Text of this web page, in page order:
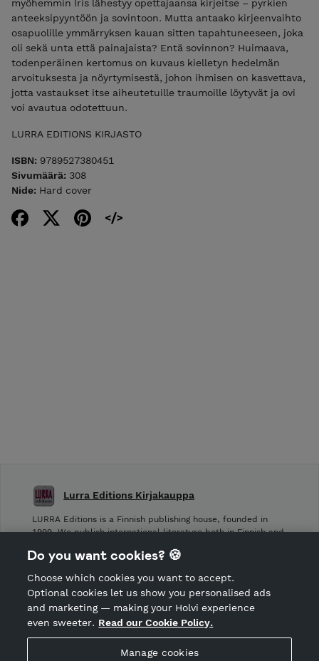
myöhemmin Iris lähestyy opettajaansa kirjeitse – pyrkien
anteeksipyyntöön ja sovintoon. Mutta antaako kirjeenvaihto
osapuolille ymmärryksen kauan sitten tapahtuneeseen, joka
oli sekä unta että painajaista? Entä sovinnon? Huimaava,
todenperäinen kertomus on kuvaus kielletyn hedelmän
arvoituksesta ja nöyrtymisestä, johon ihmisen on kasvettava,
jotta vastaukset itse aiheutetuille traumoille löytyvät ja ovi
voi avautua odotettuun.
LURRA EDITIONS KIRJASTO
ISBN: 9789527380451
Sivumäärä: 308
Nide: Hard cover
Hosted by Holvi
Lurra Editions Kirjakauppa
LURRA Editions is a Finnish publishing house, founded in
1999. We publish international literature both in Finnish and
CANCEL ORDER
Do you want cookies? 🍪
Choose which cookies you want to accept.
Optional cookies let us show you personalised ads
and marketing — making your Holvi experience
even sweeter. Read our Cookie Policy.
Manage cookies